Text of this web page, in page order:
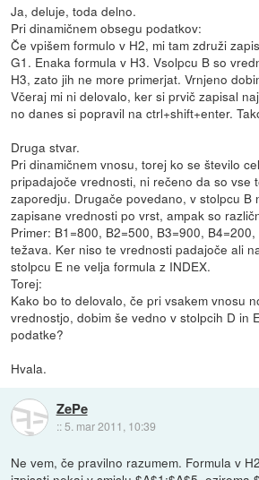
Ja, deluje, toda delno.
Pri dinamičnem obsegu podatkov:
Če vpišem formulo v H2, mi tam združi
G1. Enaka formula v H3. Vsolpcu B so
H3, zato jih ne more primerjat. Vrnjeno
Včeraj mi ni delovalo, ker si prvič zapisal
no danes si popravil na ctrl+shift+enter.
Druga stvar.
Pri dinamičnem vnosu, torej ko se število
pripadajoče vrednosti, ni rečeno da so vse
zaporedju. Drugače povedano, v stolpcu B
zapisane vrednosti po vrst, ampak so
Primer: B1=800, B2=500, B3=900,
težava. Ker niso te vrednosti padajoče ali
stolpcu E ne velja formula z INDEX.
Torej:
Kako bo to delovalo, če pri vsakem vnosu
vrednostjo, dobim še vedno v stolpcih D in
podatke?
Hvala.
ZePe
:: 5. mar 2011, 10:39
Ne vem, če pravilno razumem. Formula v